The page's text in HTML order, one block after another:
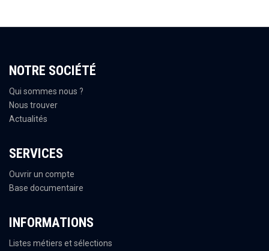
NOTRE SOCIÉTÉ
Qui sommes nous ?
Nous trouver
Actualités
SERVICES
Ouvrir un compte
Base documentaire
INFORMATIONS
Listes métiers et sélections